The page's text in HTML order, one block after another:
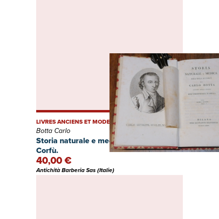
Storia naturale e medica dell'isola di
Corfù.
LIVRES ANCIENS ET MODERNES
Botta Carlo
40,00 €
Antichità Barberia Sas (Italie)